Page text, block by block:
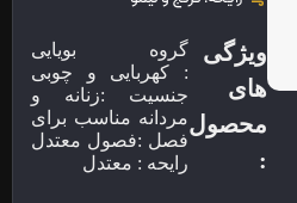
ویژگی
های
محصول
گروه بویایی
: کهربایی و چوبی
جنسیت :زنانه و
مردانه مناسب برای
فصل :فصول معتدل
رایحه : معتدل